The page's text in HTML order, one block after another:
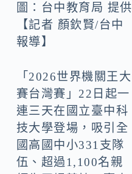
圖：台中教育局 提供
【記者 顏欽賢/台中
報導】
「2026世界機關王大
賽台灣賽」22日起一
連三天在國立臺中科
技大學登場，吸引全
國高國中小331支隊
伍、超過1,100名親